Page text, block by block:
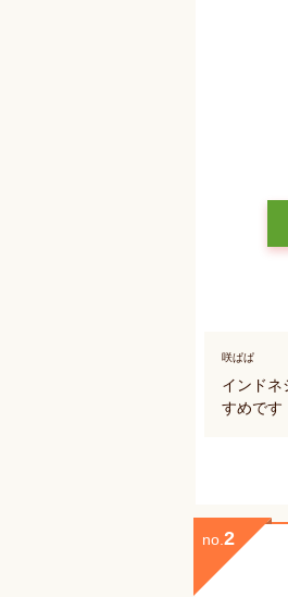
咲ぱぱ
インドネ
すめです
no. 2